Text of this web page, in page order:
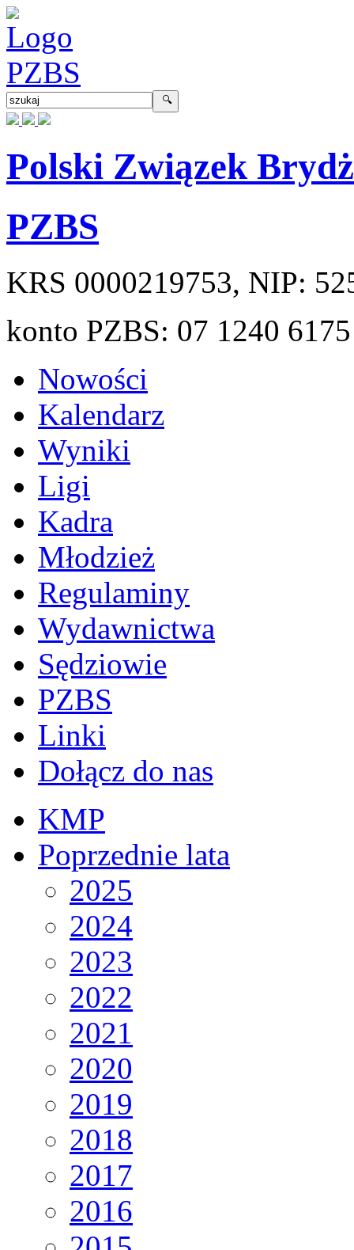
Polski Związek
PZBS
KRS 0000219753, NIP:
konto PZBS: 07 1240
Nowości
Kalendarz
Wyniki
Ligi
Kadra
Młodzież
Regulaminy
Wydawnictwa
Sędziowie
PZBS
Linki
Dołącz do nas
KMP
Poprzednie lata
2025
2024
2023
2022
2021
2020
2019
2018
2017
2016